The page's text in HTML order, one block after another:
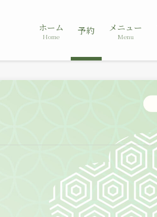
ホーム
Home
予約 メニュー
Menu